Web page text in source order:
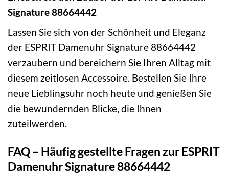
Signature 88664442
Lassen Sie sich von der Schönheit und Eleganz
der ESPRIT Damenuhr Signature 88664442
verzaubern und bereichern Sie Ihren Alltag mit
diesem zeitlosen Accessoire. Bestellen Sie Ihre
neue Lieblingsuhr noch heute und genießen Sie
die bewundernden Blicke, die Ihnen
zuteilwerden.
FAQ – Häufig gestellte Fragen zur ESPRIT
Damenuhr Signature 88664442